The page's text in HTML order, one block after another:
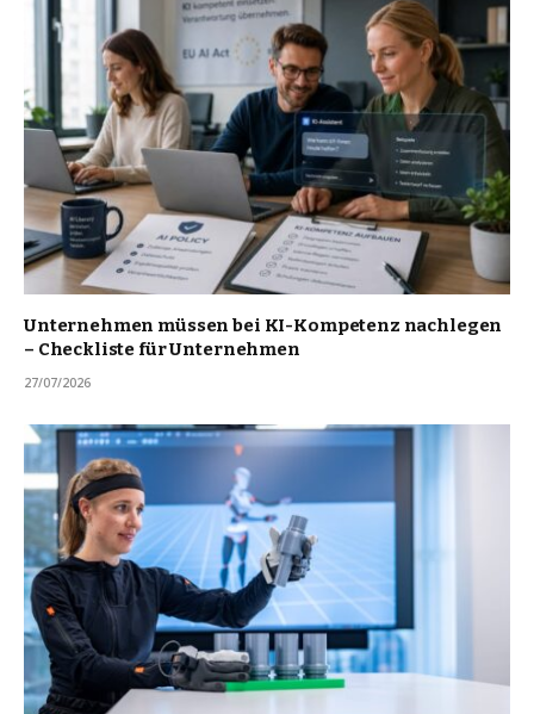
Unternehmen müssen bei KI-Kompetenz nachlegen
– Checkliste für Unternehmen
27/07/2026